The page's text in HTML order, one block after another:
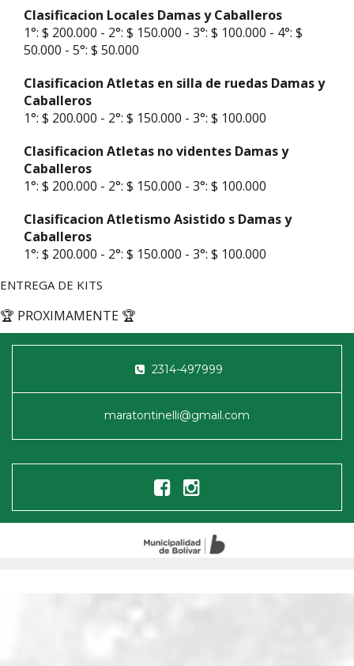
Clasificacion Locales Damas y Caballeros
1°: $ 200.000 - 2°: $ 150.000 - 3°: $ 100.000 - 4°: $
50.000 - 5°: $ 50.000
Clasificacion Atletas en silla de ruedas Damas y
Caballeros
1°: $ 200.000 - 2°: $ 150.000 - 3°: $ 100.000
Clasificacion Atletas no videntes Damas y
Caballeros
1°: $ 200.000 - 2°: $ 150.000 - 3°: $ 100.000
Clasificacion Atletismo Asistido s Damas y
Caballeros
1°: $ 200.000 - 2°: $ 150.000 - 3°: $ 100.000
ENTREGA DE KITS
🏆 PROXIMAMENTE 🏆
2314-497999
maratontinelli@gmail.com